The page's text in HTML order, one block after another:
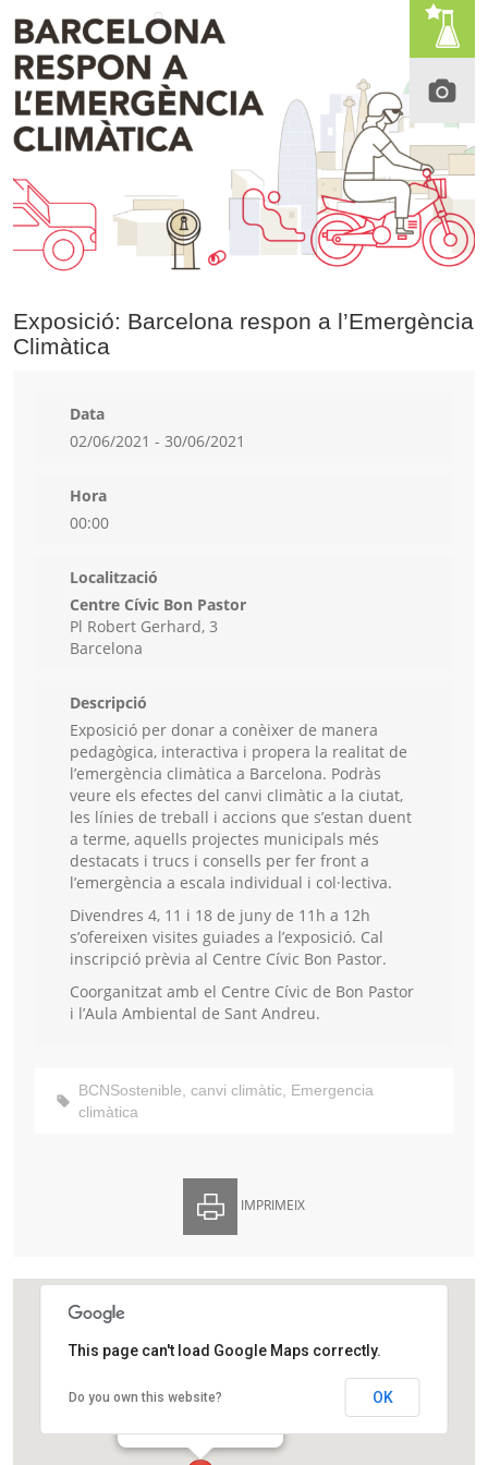
Exposició: Barcelona respon a l’Emergència
Climàtica
Data
02/06/2021 - 30/06/2021
Hora
00:00
Localització
Centre Cívic Bon Pastor
Pl Robert Gerhard, 3
Barcelona
Descripció
Exposició per donar a conèixer de manera
pedagògica, interactiva i propera la realitat de
l’emergència climàtica a Barcelona. Podràs
veure els efectes del canvi climàtic a la ciutat,
les línies de treball i accions que s’estan duent
a terme, aquells projectes municipals més
destacats i trucs i consells per fer front a
l’emergència a escala individual i col·lectiva.
Divendres 4, 11 i 18 de juny de 11h a 12h
s’ofereixen visites guiades a l’exposició. Cal
inscripció prèvia al Centre Cívic Bon Pastor.
Coorganitzat amb el Centre Cívic de Bon Pastor
i l’Aula Ambiental de Sant Andreu.
BCNSostenible, canvi climàtic, Emergencia
climàtica
IMPRIMEIX
Centre Cívic Bon Pastor
Pl Robert Gerhard, 3
This page can't load Google Maps correctly.
Do you own this website? OK